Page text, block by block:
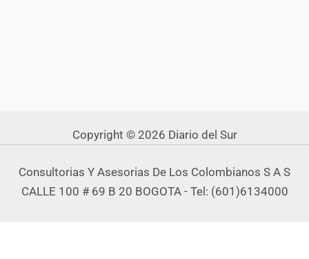
Copyright © 2026 Diario del Sur
Consultorias Y Asesorias De Los Colombianos S A S
CALLE 100 # 69 B 20 BOGOTA - Tel: (601)6134000